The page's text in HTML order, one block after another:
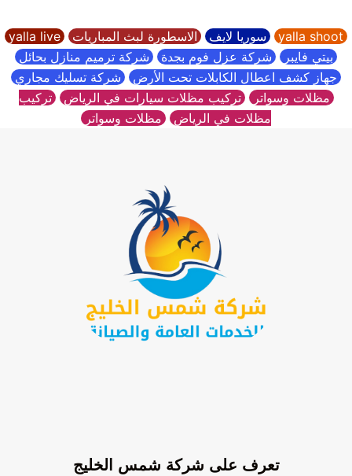
yalla shoot سوريا لايف الاسطورة لبث المباريات yalla live
بيتي فايبر شركة عزل فوم بجدة شركة ترميم منازل بحائل
جهاز كشف اعطال الكابلات تحت الأرض شركة تسليك مجاري
مظلات وسواتر تركيب مظلات سيارات في الرياض تركيب
مظلات في الرياض مظلات وسواتر
تعرف على شركة شمس الخليج